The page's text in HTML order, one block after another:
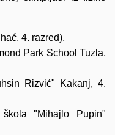
4. razred),
Park School Tuzla,
Rizvić" Kakanj, 4.
škola "Mihajlo Pupin"